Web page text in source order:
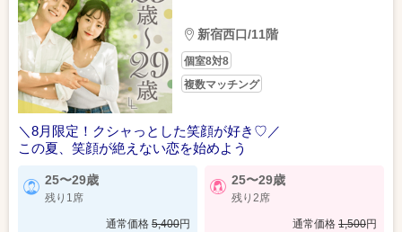
新宿西口/11階
個室8対8
複数マッチング
＼8月限定！クシャっとした笑顔が好き♡／
この夏、笑顔が絶えない恋を始めよう
25〜29歳
残り1席
通常価格 5,400円
25〜29歳
残り2席
通常価格 1,500円